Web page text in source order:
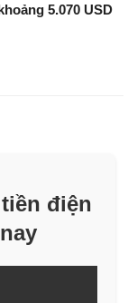
5.070 USD
điện